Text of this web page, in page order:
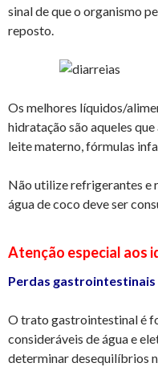
sinal de que o organismo
reposto.
Os melhores líquidos/
hidratação são aqueles
leite materno, fórmulas
Não utilize refrigerantes e
água de coco deve ser
Atenção especial aos
Perdas gastrointestinais
O trato gastrointestinal é
consideráveis de água e
determinar desequilíbrios